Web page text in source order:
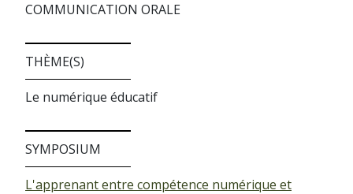
COMMUNICATION ORALE
THÈME(S)
Le numérique éducatif
SYMPOSIUM
L'apprenant entre compétence numérique et